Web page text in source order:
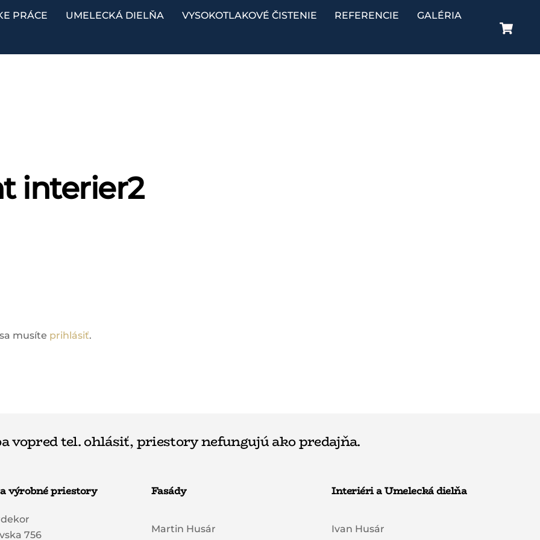
PRÁCE UMELECKÁ DIELŇA VYSOKOTLAKOVÉ ČISTENIE REFERENCIE GALÉRIA
interier2
musíte prihlásiť.
vopred tel. ohlásiť, priestory nefungujú ako predajňa.
výrobné priestory
756
Fasády
Martin Husár
Interiéri a Umelecká dielňa
Ivan Husár